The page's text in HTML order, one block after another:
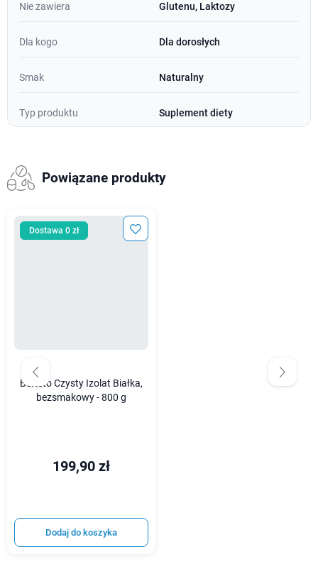
Nie zawiera Glutenu, Laktozy
Dla kogo Dla dorosłych
Smak Naturalny
Typ produktu Suplement diety
Powiązane produkty
Dostawa 0 zł
BeKeto Czysty Izolat Białka,
bezsmakowy - 800 g
199,90 zł
Dodaj do koszyka